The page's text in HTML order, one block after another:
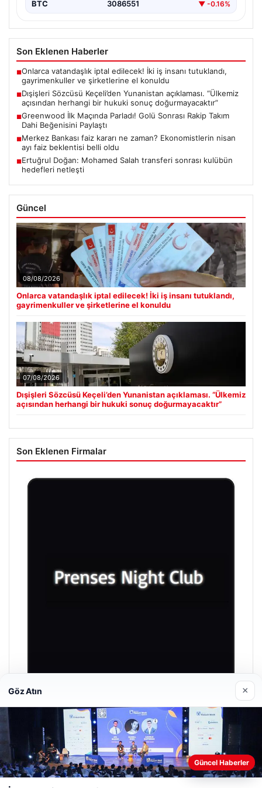
BTC 3086551 ▼ -0.16%
Son Eklenen Haberler
■Onlarca vatandaşlık iptal edilecek! İki iş insanı tutuklandı,
gayrimenkuller ve şirketlerine el konuldu
■Dışişleri Sözcüsü Keçeli’den Yunanistan açıklaması. “Ülkemiz
açısından herhangi bir hukuki sonuç doğurmayacaktır”
■Greenwood İlk Maçında Parladı! Golü Sonrası Rakip Takım
Dahi Beğenisini Paylaştı
■Merkez Bankası faiz kararı ne zaman? Ekonomistlerin nisan
ayı faiz beklentisi belli oldu
■Ertuğrul Doğan: Mohamed Salah transferi sonrası kulübün
hedefleri netleşti
Güncel
08/08/2026
Onlarca vatandaşlık iptal edilecek! İki iş insanı tutuklandı,
gayrimenkuller ve şirketlerine el konuldu
07/08/2026
Dışişleri Sözcüsü Keçeli’den Yunanistan açıklaması. “Ülkemiz
açısından herhangi bir hukuki sonuç doğurmayacaktır”
Son Eklenen Firmalar
Prenses Night Club
Web sitemizi nasıl kullandığınızı daha iyi anlayabilmek,
Göz Atın ×
Güncel Haberler